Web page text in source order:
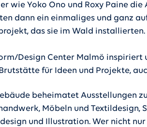
wie Yoko Ono und Roxy Paine
dann ein einmaliges und ganz
das sie im Wald installierten.
Design Center Malmö inspiriert
für Ideen und Projekte,
beheimatet Ausstellungen
Möbeln und Textildesign,
und Illustration. Wer nicht